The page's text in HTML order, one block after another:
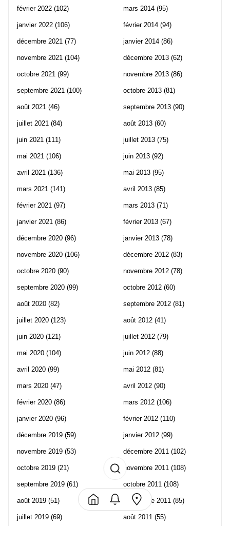
février 2022 (102)
janvier 2022 (106)
décembre 2021 (77)
novembre 2021 (104)
octobre 2021 (99)
septembre 2021 (100)
août 2021 (46)
juillet 2021 (84)
juin 2021 (111)
mai 2021 (106)
avril 2021 (136)
mars 2021 (141)
février 2021 (97)
janvier 2021 (86)
décembre 2020 (96)
novembre 2020 (106)
octobre 2020 (90)
septembre 2020 (99)
août 2020 (82)
juillet 2020 (123)
juin 2020 (121)
mai 2020 (104)
avril 2020 (99)
mars 2020 (47)
février 2020 (86)
janvier 2020 (96)
décembre 2019 (59)
novembre 2019 (53)
octobre 2019 (21)
septembre 2019 (61)
août 2019 (51)
juillet 2019 (69)
mars 2014 (95)
février 2014 (94)
janvier 2014 (86)
décembre 2013 (62)
novembre 2013 (86)
octobre 2013 (81)
septembre 2013 (90)
août 2013 (60)
juillet 2013 (75)
juin 2013 (92)
mai 2013 (95)
avril 2013 (85)
mars 2013 (71)
février 2013 (67)
janvier 2013 (78)
décembre 2012 (83)
novembre 2012 (78)
octobre 2012 (60)
septembre 2012 (81)
août 2012 (41)
juillet 2012 (79)
juin 2012 (88)
mai 2012 (81)
avril 2012 (90)
mars 2012 (106)
février 2012 (110)
janvier 2012 (99)
décembre 2011 (102)
novembre 2011 (108)
octobre 2011 (108)
septembre 2011 (85)
août 2011 (55)